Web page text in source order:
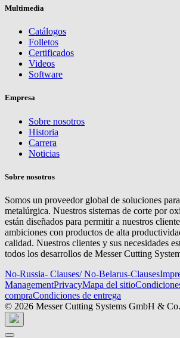
Multimedia
Catálogos
Folletos
Certificados
Videos
Software
Empresa
Sobre nosotros
Historia
Carrera
Noticias
Sobre nosotros
Somos un proveedor global de soluciones
metalúrgica. Nuestros sistemas de corte por
están diseñados para permitir a nuestros
ambiciones con productos de alta
calidad. Nuestros clientes y sus necesidades
todos los desarrollos de Messer Cutting
No-Russia- Clauses/ No-Belarus-Clauses
ManagementPrivacyMapa del sitio
compraCondiciones de entrega
© 2026 Messer Cutting Systems GmbH &